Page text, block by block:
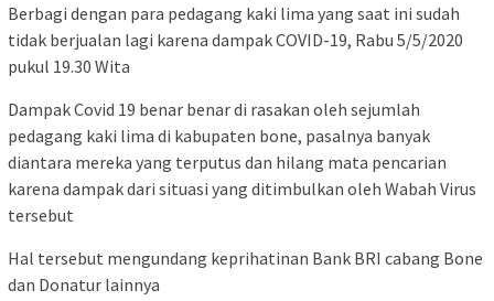
Berbagi dengan para pedagang kaki lima yang saat ini sudah
tidak berjualan lagi karena dampak COVID-19, Rabu 5/5/2020
pukul 19.30 Wita
Dampak Covid 19 benar benar di rasakan oleh sejumlah
pedagang kaki lima di kabupaten bone, pasalnya banyak
diantara mereka yang terputus dan hilang mata pencarian
karena dampak dari situasi yang ditimbulkan oleh Wabah Virus
tersebut
Hal tersebut mengundang keprihatinan Bank BRI cabang Bone
dan Donatur lainnya